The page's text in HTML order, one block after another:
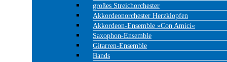
großes Streichorchester
Akkordeonorchester Herzklopfen
Akkordeon-Ensemble »Con Amici«
Saxophon-Ensemble
Gitarren-Ensemble
Bands